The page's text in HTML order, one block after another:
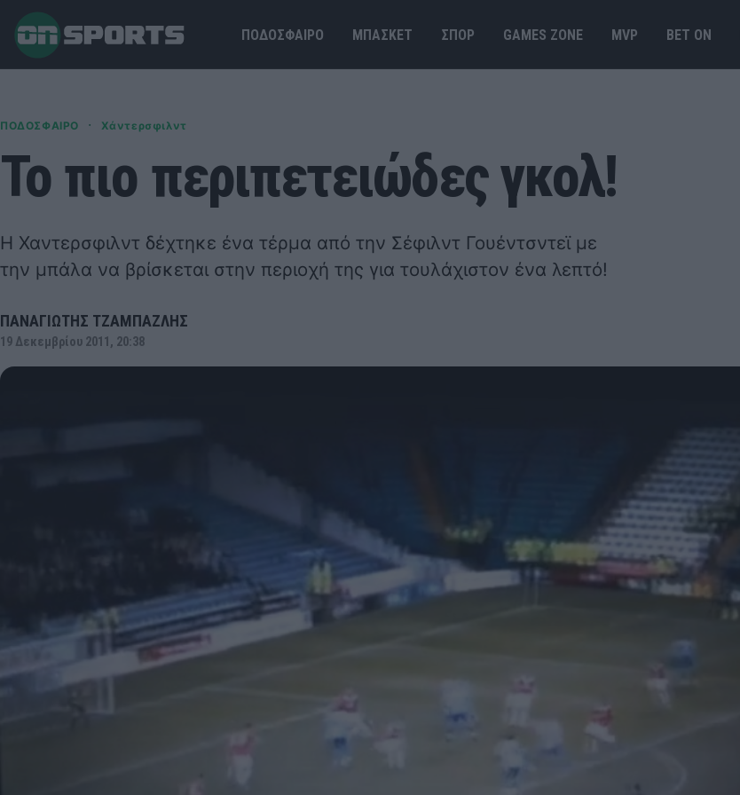
ΠΟΔΟΣΦΑΙΡΟ ΜΠΑΣΚΕΤ ΣΠΟΡ GAMES ΖΟΝΕ MVP BET ΟΝ
ΠΟΔΟΣΦΑΙΡΟ · Χάντερσφιλντ
Το πιο περιπετειώδες γκολ!
Η Χαντερσφιλντ δέχτηκε ένα τέρμα από την Σέφιλντ Γουέντσντεϊ με
την μπάλα να βρίσκεται στην περιοχή της για τουλάχιστον ένα λεπτό!
ΠΑΝΑΓΙΩΤΗΣ ΤΖΑΜΠΑΖΛΗΣ
19 Δεκεμβρίου 2011, 20:38